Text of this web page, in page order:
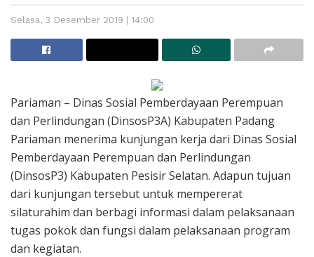
Selasa, 3 Desember 2019 | 14:00
Pariaman – Dinas Sosial Pemberdayaan Perempuan
dan Perlindungan (DinsosP3A) Kabupaten Padang
Pariaman menerima kunjungan kerja dari Dinas Sosial
Pemberdayaan Perempuan dan Perlindungan
(DinsosP3) Kabupaten Pesisir Selatan. Adapun tujuan
dari kunjungan tersebut untuk mempererat
silaturahim dan berbagi informasi dalam pelaksanaan
tugas pokok dan fungsi dalam pelaksanaan program
dan kegiatan.